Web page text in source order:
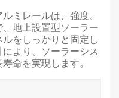
ミレールは、強度、
地上設置型ソーラー
をしっかりと固定し
より、ソーラーシス
命を実現します。